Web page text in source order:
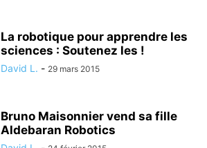
La robotique pour apprendre les
sciences : Soutenez les !
David L. - 29 mars 2015
Bruno Maisonnier vend sa fille
Aldebaran Robotics